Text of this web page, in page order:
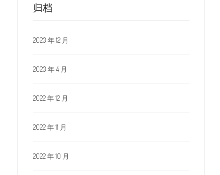
归档
2023 年 12 月
2023 年 4 月
2022 年 12 月
2022 年 11 月
2022 年 10 月